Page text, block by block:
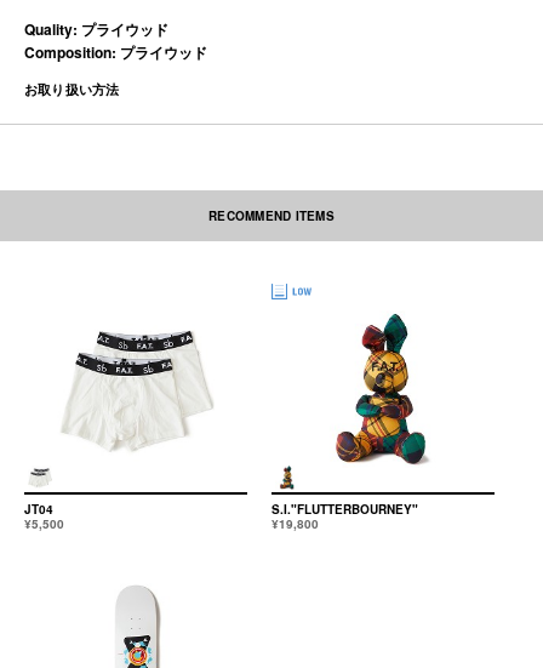
Quality: プライウッド
Composition: プライウッド
お取り扱い方法
この製品は使用後のスケートボードをリメイクして製造しています。製品ご
とに、リメイク前の特徴や状態により傷・汚れなどがあります。カラー・形
状に個体差がありますので、外観を良くお確かめのうえお買い求めくださ
い。また、変形・破損の原因となりますので、高温や濡れた状態で長時間の
放置はしないでください。合成木材のため、取り扱い方法によっては折れた
り破損したりしてケガの原因となる場合があります。
本製品は日本製です。
RECOMMEND ITEMS
JT04
¥5,500
S.I."FLUTTERBOURNEY"
¥19,800